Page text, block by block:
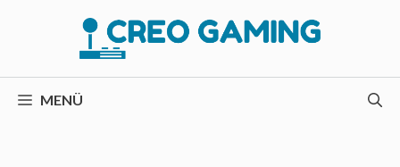
MENÜ